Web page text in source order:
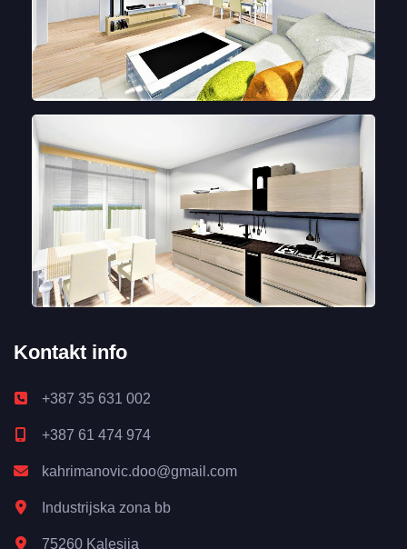
Kontakt info
+387 35 631 002
+387 61 474 974
kahrimanovic.doo@gmail.com
Industrijska zona bb
75260 Kalesija